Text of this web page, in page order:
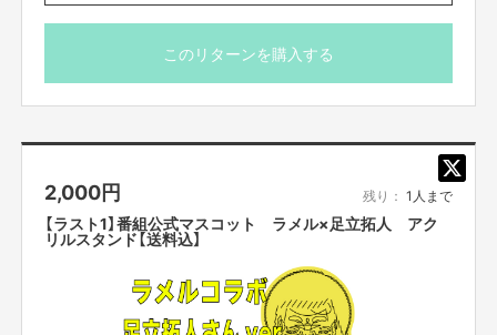
このリターンを購入する
2,000円 残り： 1人まで
【ラスト1】番組公式マスコット ラメル×足立拓人 アク
リルスタンド【送料込】